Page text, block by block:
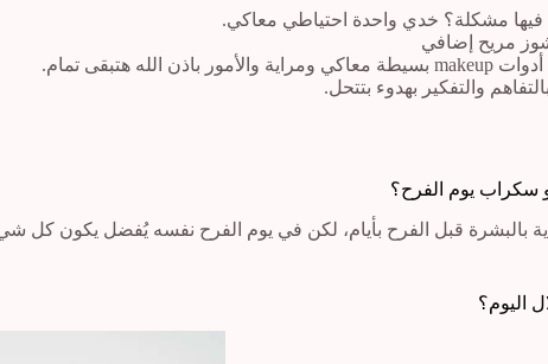
مشكلة؟ خدي واحدة احتياطي معاكي.
مريح إضافي
أدوات makeup بسيطة معاكي ومراية والأمور باذن الله هتبقى تمام.
والتفكير بهدوء بتتحل.
بالبشرة قبل الفرح بأيام، لكن في يوم الفرح نفسه يُفضل يكون كل